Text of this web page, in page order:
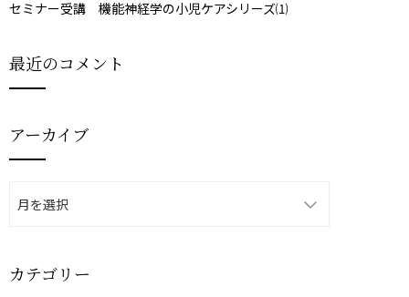
セミナー受講 機能神経学の小児ケアシリーズ⑴
最近のコメント
アーカイブ
ー
ブ
カテゴリー